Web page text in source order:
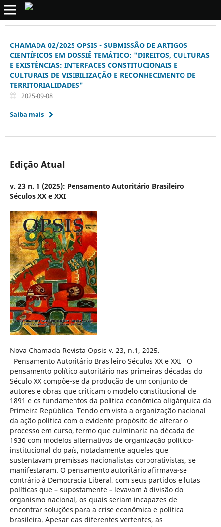
CHAMADA 02/2025 OPSIS - SUBMISSÃO DE ARTIGOS
CIENTÍFICOS EM DOSSIÊ TEMÁTICO: "DIREITOS, CULTURAS
E EXISTÊNCIAS: INTERFACES CONSTITUCIONAIS E
CULTURAIS DE VISIBILIZAÇÃO E RECONHECIMENTO DE
TERRITORIALIDADES"
2025-09-08
Saiba mais
Edição Atual
v. 23 n. 1 (2025): Pensamento Autoritário Brasileiro
Séculos XX e XXI
Nova Chamada Revista Opsis v. 23, n.1, 2025.
Pensamento Autoritário Brasileiro Séculos XX e XXI O
pensamento político autoritário nas primeiras décadas do
Século XX compõe-se da produção de um conjunto de
autores e obras que criticam o modelo constitucional de
1891 e os fundamentos da política econômica oligárquica da
Primeira República. Tendo em vista a organização nacional
da ação política com o evidente propósito de alterar o
processo em curso, termo que culminaria na década de
1930 com modelos alternativos de organização político-
institucional do país, notadamente aqueles que
sustentavam premissas nacionalistas corporativistas, se
manifestaram. O pensamento autoritário afirmava-se
contrário à Democracia Liberal, com seus partidos e lutas
políticas que – supostamente – levavam à divisão do
organismo nacional, os quais seriam incapazes de
encontrar soluções para a crise econômica e política
brasileira. Apesar das diferentes vertentes, as